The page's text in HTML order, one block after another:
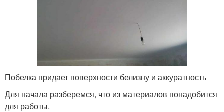
Побелка придает поверхности белизну и аккуратность
Для начала разберемся, что из материалов понадобится
для работы.